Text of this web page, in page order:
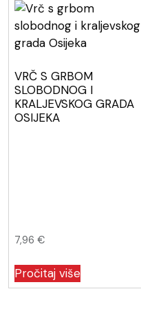
VRČ S GRBOM
SLOBODNOG I
KRALJEVSKOG GRADA
OSIJEKA
7,96 €
Pročitaj više